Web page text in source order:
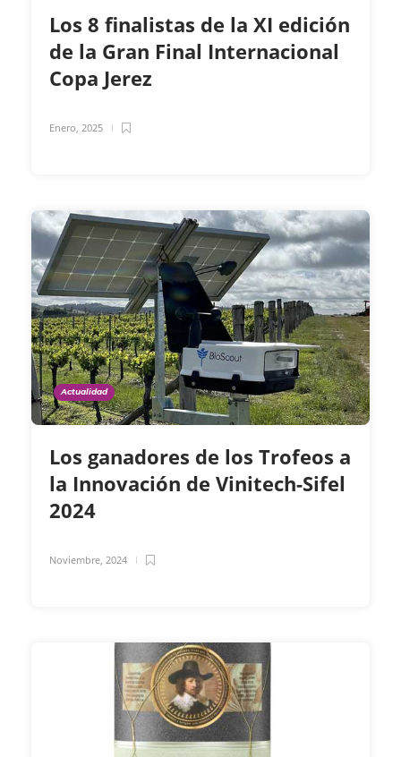
Los 8 finalistas de la XI edición
de la Gran Final Internacional
Copa Jerez
Enero, 2025
Actualidad
Los ganadores de los Trofeos a
la Innovación de Vinitech-Sifel
2024
Noviembre, 2024